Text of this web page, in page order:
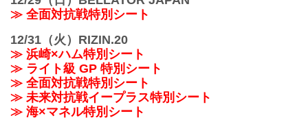
≫ 全面対抗戦特別シート
12/31（火）RIZIN.20
≫ 浜崎×ハム特別シート
≫ ライト級 GP 特別シート
≫ 全面対抗戦特別シート
≫ 未来対抗戦イープラス特別シート
≫ 海×マネル特別シート